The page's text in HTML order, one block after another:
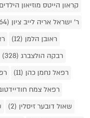
קראון הייטס מוזיאון הילדים
ר' ישראל אריה לייב ציון (64)
ראובן הלמן (12)
רבקה הולצברג (328)
רפאל נחמן כהן (11)
רפאל צמח חודיידטוב
שאול דובער זיסלין (2)